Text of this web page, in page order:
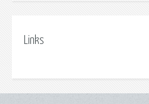
Links